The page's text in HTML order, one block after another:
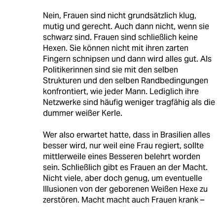
Nein, Frauen sind nicht grundsätzlich klug,
mutig und gerecht. Auch dann nicht, wenn sie
schwarz sind. Frauen sind schließlich keine
Hexen. Sie können nicht mit ihren zarten
Fingern schnipsen und dann wird alles gut. Als
Politikerinnen sind sie mit den selben
Strukturen und den selben Randbedingungen
konfrontiert, wie jeder Mann. Lediglich ihre
Netzwerke sind häufig weniger tragfähig als die
dummer weißer Kerle.
Wer also erwartet hatte, dass in Brasilien alles
besser wird, nur weil eine Frau regiert, sollte
mittlerweile eines Besseren belehrt worden
sein. Schließlich gibt es Frauen an der Macht.
Nicht viele, aber doch genug, um eventuelle
Illusionen von der geborenen Weißen Hexe zu
zerstören. Macht macht auch Frauen krank –